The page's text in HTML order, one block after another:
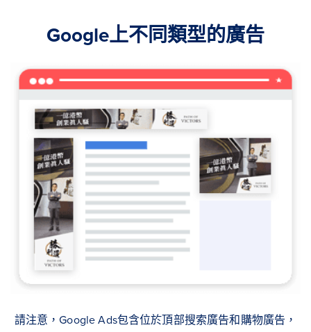
Google上不同類型的廣告
請注意，Google Ads包含位於頂部搜索廣告和購物廣告，